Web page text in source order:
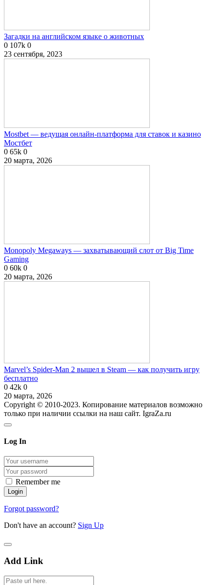
Загадки на английском языке о животных
0 107k 0
23 сентября, 2023
Mostbet — ведущая онлайн-платформа для ставок и казино
Мостбет
0 65k 0
20 марта, 2026
Monopoly Megaways — захватывающий слот от Big Time
Gaming
0 60k 0
20 марта, 2026
Marvel’s Spider-Man 2 вышел в Steam — как получить игру
бесплатно
0 42k 0
20 марта, 2026
Copyright © 2010-2023. Копирование материалов возможно
только при наличии ссылки на наш сайт. IgraZa.ru
Log In
Remember me
Forgot password?
Don't have an account? Sign Up
Add Link